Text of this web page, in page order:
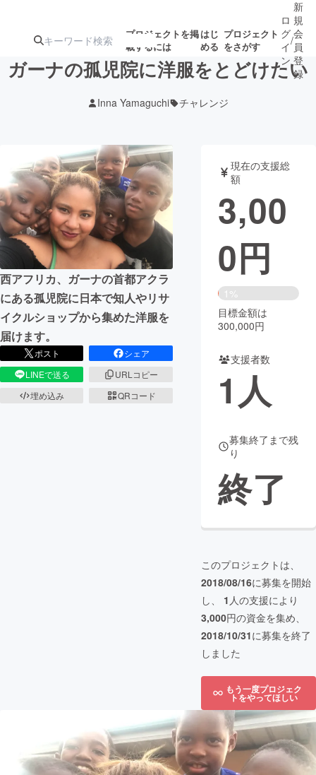
プロジェクトを掲
載するには
はじ
める
プロジェクト
をさがす
アート・写真
テクノロジー・ガジェット ゲーム・サ
映像・映画
ビジネス・起業 チャレンジ
まちづくり・地域活性化
CAMPFIRE for Social Good
CAMPFIRE Creation
コミュニティ
ロ
グ
イ
ン
/
新
規
会
員
登
録
ガーナの孤児院に洋服をとどけたい
Inna Yamaguchi チャレンジ
西アフリカ、ガーナの首都アクラ
にある孤児院に日本で知人やリサ
イクルショップから集めた洋服を
届けます。
ポスト
シェア
LINEで送る
URLコピー
埋め込み
QRコード
現在の支援総
額
3,00
0円
1%
目標金額は
300,000円
支援者数
1人
募集終了まで残
り
終了
このプロジェクトは、
2018/08/16に募集を開始
し、 1 人の支援により
3,000円の資金を集め、
2018/10/31に募集を終了
しました
もう一度プロジェク
トをやってほしい